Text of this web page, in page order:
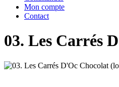
Mon compte
Contact
03. Les Carrés